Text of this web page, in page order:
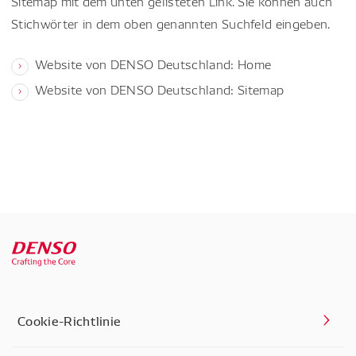
Stichwörter in dem oben genannten Suchfeld eingeben.
Website von DENSO Deutschland: Home
Website von DENSO Deutschland: Sitemap
Cookie-Richtlinie